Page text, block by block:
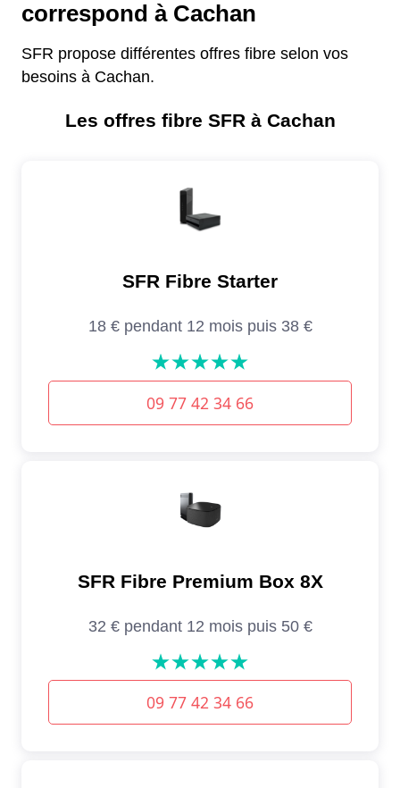
correspond à Cachan
SFR propose différentes offres fibre selon vos
besoins à Cachan.